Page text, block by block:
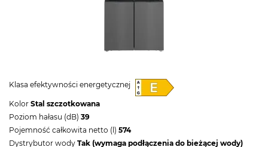
Klasa efektywności energetycznej
Kolor Stal szczotkowana
Poziom hałasu (dB) 39
Pojemność całkowita netto (l) 574
Dystrybutor wody Tak (wymaga podłączenia do bieżącej wody)